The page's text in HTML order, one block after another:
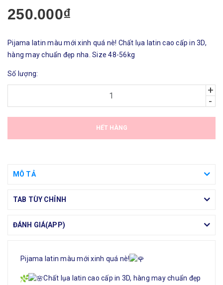
250.000₫
Pijama latin màu mới xinh quá nè! Chất lụa latin cao cấp in 3D,
hàng may chuẩn đẹp nha. Size 48-56kg
Số lượng:
+
-
HẾT HÀNG
MÔ TẢ
TAB TÙY CHỈNH
ĐÁNH GIÁ(APP)
Pijama latin màu mới xinh quá nè!
Chất lụa latin cao cấp in 3D, hàng may chuẩn đẹp